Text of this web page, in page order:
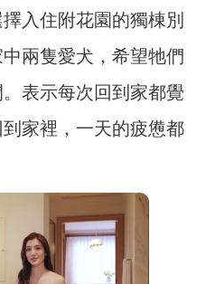
入住附花園的獨棟別
兩隻愛犬，希望牠們
表示每次回到家都覺
家裡，一天的疲憊都